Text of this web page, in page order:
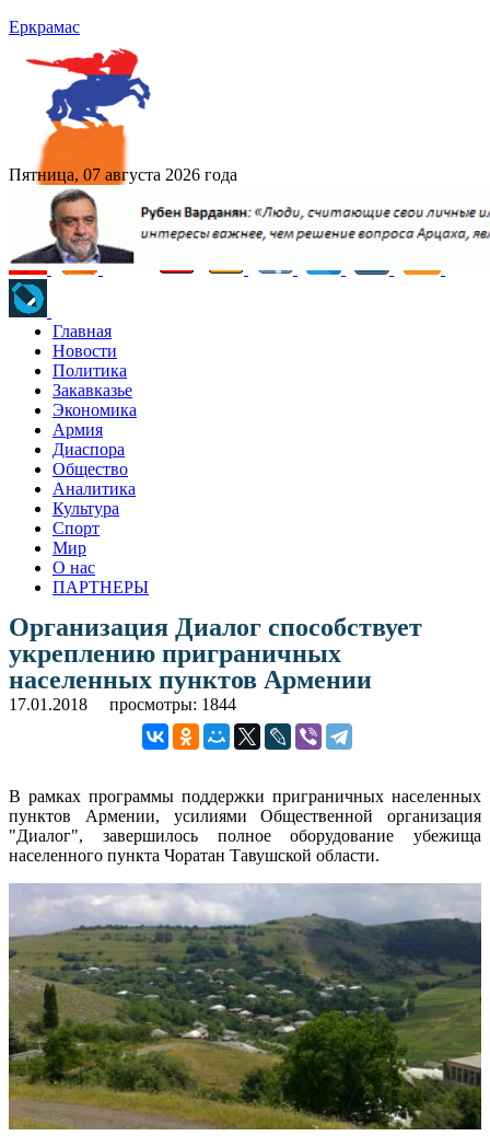
Еркрамас
Пятница, 07 августа 2026 года
Главная
Новости
Политика
Закавказье
Экономика
Армия
Диаспора
Общество
Аналитика
Культура
Спорт
Мир
О нас
ПАРТНЕРЫ
Организация Диалог способствует
укреплению приграничных
населенных пунктов Армении
17.01.2018 просмотры: 1844
В рамках программы поддержки приграничных населенных
пунктов Армении, усилиями Общественной организация
"Диалог", завершилось полное оборудование убежища
населенного пункта Чоратан Тавушской области.